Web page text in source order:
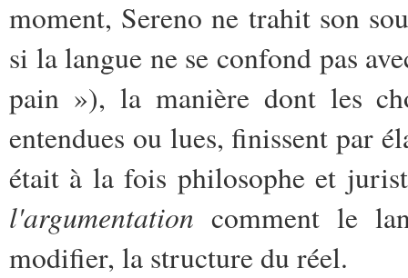
moment, Sereno ne trahit son
si la langue ne se confond pas
pain »), la manière dont les
entendues ou lues, finissent par
était à la fois philosophe et
l'argumentation comment le
modifier, la structure du réel.